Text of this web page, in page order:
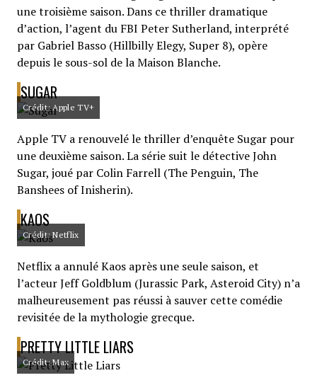
une troisième saison. Dans ce thriller dramatique
d’action, l’agent du FBI Peter Sutherland, interprété
par Gabriel Basso (Hillbilly Elegy, Super 8), opère
depuis le sous-sol de la Maison Blanche.
SUGAR
Crédit: Apple TV+
Apple TV a renouvelé le thriller d’enquête Sugar pour
une deuxième saison. La série suit le détective John
Sugar, joué par Colin Farrell (The Penguin, The
Banshees of Inisherin).
KAOS
Crédit: Netflix
Netflix a annulé Kaos après une seule saison, et
l’acteur Jeff Goldblum (Jurassic Park, Asteroid City) n’a
malheureusement pas réussi à sauver cette comédie
revisitée de la mythologie grecque.
PRETTY LITTLE LIARS
Crédit: Max